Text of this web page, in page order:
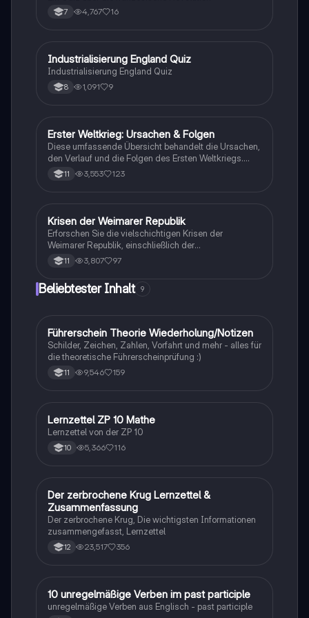
7 4,767 16
IGeschichte
Industrialisierung England Quiz
Industrialisierung England Quiz
8 1,091 9
Geschichte
Erster Weltkrieg: Ursachen & Folgen
Diese umfassende Übersicht behandelt die Ursachen,
den Verlauf und die Folgen des Ersten Weltkriegs.
Erfahren Sie mehr über die Julikrise 1914, die
Kriegsziele der Großmächte, den Schlieffen-Plan, den
Politikwissenschaft.
11 3,553 123
Geschichte
Krisen der Weimarer Republik
Erforschen Sie die vielschichtigen Krisen der
Weimarer Republik, einschließlich der
Novemberrevolution, des Versailler Vertrags, der
Inflation und der Weltwirtschaftskrise. Diese
die politischen und wirtschaftlichen
Studierende, die sich mit der Geschichte und den
Ursachen der Weimarer Republik auseinandersetzen
möchten.
11 3,807 97
Beliebtester Inhalt 9
Lerntipps
Führerschein Theorie Wiederholung/Notizen
Schilder, Zeichen, Zahlen, Vorfahrt und mehr - alles für
die theoretische Führerscheinprüfung :)
11 9,546 159
Mathe
Lernzettel ZP 10 Mathe
Lernzettel von der ZP 10
10 5,366 116
Deutsch
Der zerbrochene Krug Lernzettel &
Zusammenfassung
Der zerbrochene Krug, Die wichtigsten Informationen
zusammengefasst, Lernzettel
12 23,517 356
1 Englisch
10 unregelmäßige Verben im past participle
unregelmäßige Verben aus Englisch - past participle